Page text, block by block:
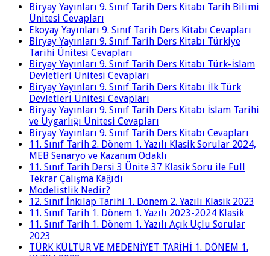
Biryay Yayınları 9. Sınıf Tarih Ders Kitabı Tarih Bilimi
Ünitesi Cevapları
Ekoyay Yayınları 9. Sınıf Tarih Ders Kitabı Cevapları
Biryay Yayınları 9. Sınıf Tarih Ders Kitabı Türkiye
Tarihi Ünitesi Cevapları
Biryay Yayınları 9. Sınıf Tarih Ders Kitabı Türk-İslam
Devletleri Ünitesi Cevapları
Biryay Yayınları 9. Sınıf Tarih Ders Kitabı İlk Türk
Devletleri Ünitesi Cevapları
Biryay Yayınları 9. Sınıf Tarih Ders Kitabı İslam Tarihi
ve Uygarlığı Ünitesi Cevapları
Biryay Yayınları 9. Sınıf Tarih Ders Kitabı Cevapları
11. Sınıf Tarih 2. Dönem 1. Yazılı Klasik Sorular 2024,
MEB Senaryo ve Kazanım Odaklı
11. Sınıf Tarih Dersi 3 Ünite 37 Klasik Soru ile Full
Tekrar Çalışma Kağıdı
Modelistlik Nedir?
12. Sınıf İnkılap Tarihi 1. Dönem 2. Yazılı Klasik 2023
11. Sınıf Tarih 1. Dönem 1. Yazılı 2023-2024 Klasik
11. Sınıf Tarih 1. Dönem 1. Yazılı Açık Uçlu Sorular
2023
TÜRK KÜLTÜR VE MEDENİYET TARİHİ 1. DÖNEM 1.